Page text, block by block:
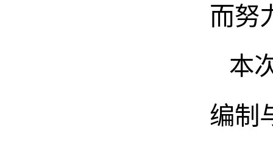
而努
本
编制